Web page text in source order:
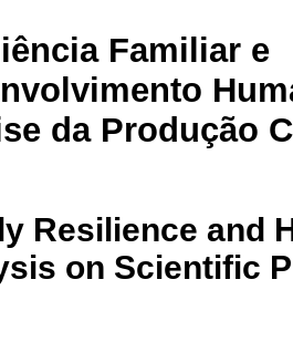
Familiar e
da Produção
Resilience and
on Scientific